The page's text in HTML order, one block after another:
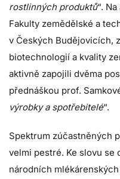
rostlinných produktů“.
Fakulty zemědělské a
v Českých Budějovicích,
biotechnologií a kvality
aktivně zapojili dvěma
přednáškou prof.
výrobky a spotřebitelé“.
Spektrum zúčastněných
velmi pestré. Ke slovu se
národních